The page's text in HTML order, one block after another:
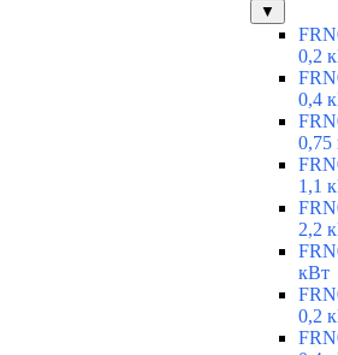
▼
0,2
0,4
0,75
1,1
2,2
кВт
0,2